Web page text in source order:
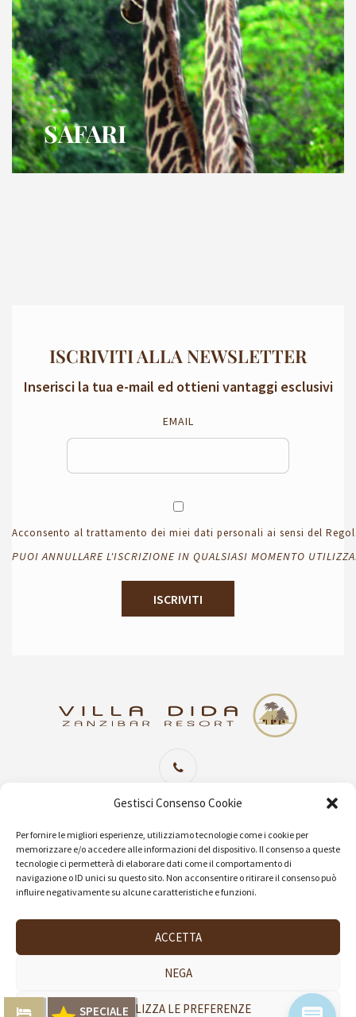
Gestisci Consenso Cookie
Per fornire le migliori esperienze, utilizziamo tecnologie come i cookie per
memorizzare e/o accedere alle informazioni del dispositivo. Il consenso a queste
tecnologie ci permetterà di elaborare dati come il comportamento di
navigazione o ID unici su questo sito. Non acconsentire o ritirare il consenso può
influire negativamente su alcune caratteristiche e funzioni.
ACCETTA
NEGA
VISUALIZZA LE PREFERENZE
SAFARI
ISCRIVITI ALLA NEWSLETTER
Inserisci la tua e-mail ed ottieni vantaggi esclusivi
EMAIL
Acconsento al trattamento dei miei dati personali ai sensi del
PUOI ANNULLARE L'ISCRIZIONE IN QUALSIASI MOMENTO
Sede Centrale Imperia +39 0183 654302
info@villadida.com
SPECIALE